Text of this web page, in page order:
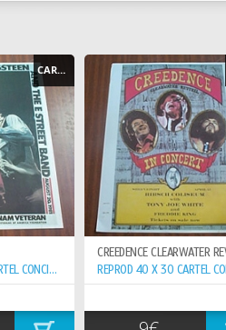
CARTEL - POSTER
REPROD 40 X 30 CARTEL CONCIERTO 20-8-81 VETERAN VIETNAN
CREEDENCE CLEARWATER